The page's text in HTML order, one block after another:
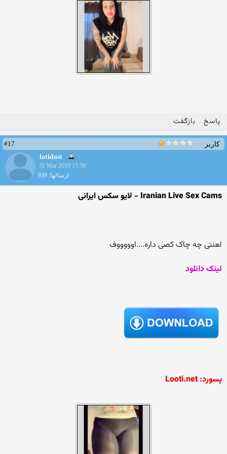
پاسخ بازگفت
کاربر
#17
lotidost
31 Mar 2019 15:50
ارسالها: 939
Iranian Live Sex Cams - لایو سکس ایرانی
لعنتی چه چاک کصی داره....اوووووف
لینک دانلود
پسورد: Looti.net